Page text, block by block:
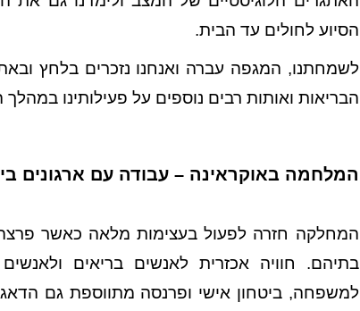
הסיוע לחולים עד הבית.
לשמחתנו, המגפה עברה ואנחנו נזכרים בלחץ
הבריאות ואותות רבים נוספים על פעילותינו במהלך
המלחמה באוקראינה – עבודה עם ארגונים
המחלקה חזרה לפעול בעצימות מלאה כאשר
בתיהם. חוויה אכזרית לאנשים בריאים
למשפחה, ביטחון אישי ופרנסה מתווספת גם